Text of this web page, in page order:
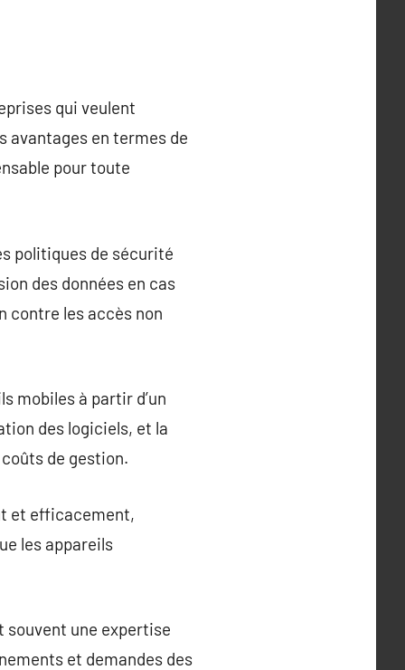
qui veulent
avantages en termes de
pour toute
politiques de sécurité
des données en cas
contre les accès non
mobiles à partir d’un
des logiciels, et la
de gestion.
et efficacement,
les appareils
souvent une expertise
et demandes des